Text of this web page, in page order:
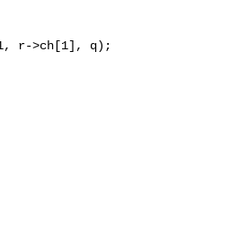
r->ch[1], q);